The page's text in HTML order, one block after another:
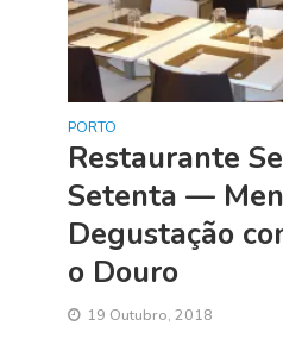
PORTO
Restaurante
Setenta —
Degustação
o Douro
19 Outubro, 2018